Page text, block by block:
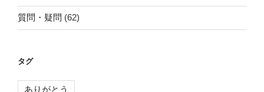
質問・疑問 (62)
タグ
ありがとう